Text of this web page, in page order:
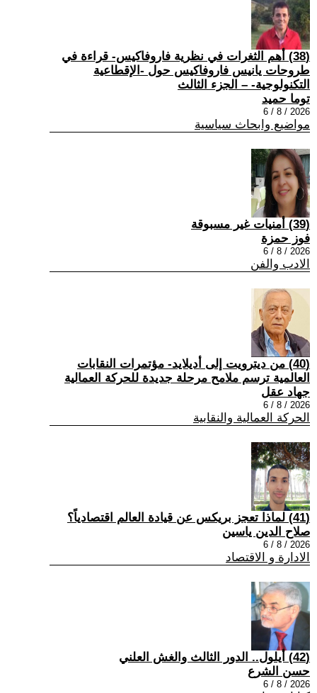
(38) أهم الثغرات في نظرية فاروفاكيس- قراءة في
طروحات يانيس فاروفاكيس حول -الإقطاعية
التكنولوجية- – الجزء الثالث
توما حميد
2026 / 8 / 6
مواضيع وابحاث سياسية
(39) أمنيات غير مسبوقة
فوز حمزة
2026 / 8 / 6
الادب والفن
(40) من ديترويت إلى أديلايد- مؤتمرات النقابات
العالمية ترسم ملامح مرحلة جديدة للحركة العمالية
جهاد عقل
2026 / 8 / 6
الحركة العمالية والنقابية
(41) لماذا تعجز بريكس عن قيادة العالم اقتصادياً؟
صلاح الدين ياسين
2026 / 8 / 6
الادارة و الاقتصاد
(42) أيلول.. الدور الثالث والغش العلني
حسن الشرع
2026 / 8 / 6